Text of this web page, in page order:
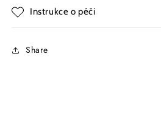
Instrukce o péči
Share